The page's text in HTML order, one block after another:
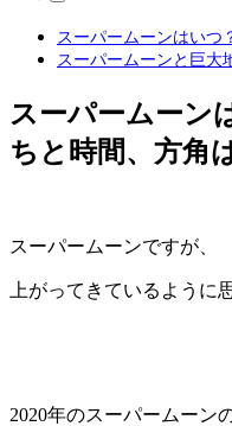
スーパームーンはいつ
スーパームーンと巨大
スーパームーン
ちと時間、方角
スーパームーンですが、
上がってきているように
2020年のスーパームーン